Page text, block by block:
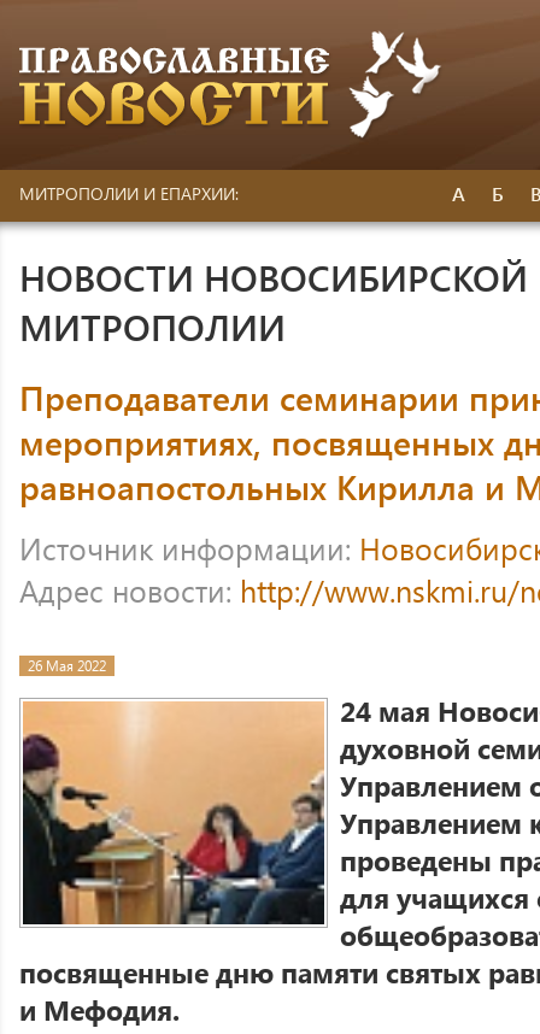
МИТРОПОЛИИ И ЕПАРХИИ: А Б
НОВОСТИ НОВОСИБИРСКОЙ
МИТРОПОЛИИ
Преподаватели семинарии
мероприятиях, посвященных
равноапостольных Кирилла и
Источник информации:
Адрес новости: http://www.nskmi.ru/
26 Мая 2022
24 мая
духовной
Управлением
Управлением
проведены
для учащихся
посвященные дню памяти святых
и Мефодия.